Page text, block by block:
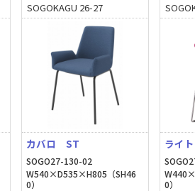
SOGOKAGU 26-27
カバロ ST
SOGO27-130-02
W540×D535×H805（SH46
0）
ライ
0）